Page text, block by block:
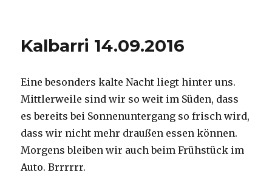
Kalbarri 14.09.2016
Eine besonders kalte Nacht liegt hinter uns.
Mittlerweile sind wir so weit im Süden, dass
es bereits bei Sonnenuntergang so frisch wird,
dass wir nicht mehr draußen essen können.
Morgens bleiben wir auch beim Frühstück im
Auto. Brrrrrr.